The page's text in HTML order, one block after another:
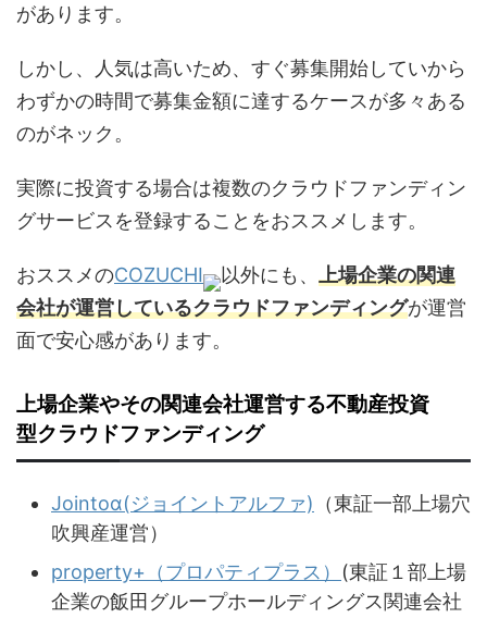
があります。
しかし、人気は高いため、すぐ募集開始していから
わずかの時間で募集金額に達するケースが多々ある
のがネック。
実際に投資する場合は複数のクラウドファンディン
グサービスを登録することをおススメします。
おススメのCOZUCHI 以外にも、 上場企業の関連
会社が運営しているクラウドファンディングが運営
面で安心感があります。
上場企業やその関連会社運営する不動産投資
型クラウドファンディング
Jointoα(ジョイントアルファ) （東証一部上場穴
吹興産運営）
property+（プロパティプラス） (東証１部上場
企業の飯田グループホールディングス関連会社